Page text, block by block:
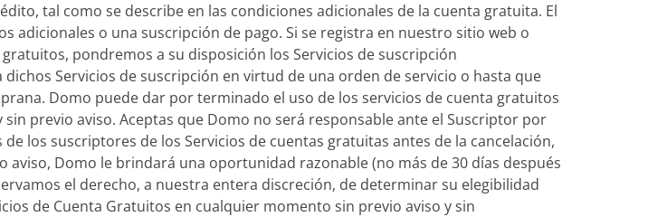
tal como se describe en las condiciones adicionales de la cuenta gratuita. El
o una suscripción de pago. Si se registra en nuestro sitio web o
pondremos a su disposición los Servicios de suscripción
Servicios de suscripción en virtud de una orden de servicio o hasta que
Domo puede dar por terminado el uso de los servicios de cuenta gratuitos
previo aviso. Aceptas que Domo no será responsable ante el Suscriptor por
los suscriptores de los Servicios de cuentas gratuitas antes de la cancelación,
Domo le brindará una oportunidad razonable (no más de 30 días después
el derecho, a nuestra entera discreción, de determinar su elegibilidad
de Cuenta Gratuitos en cualquier momento sin previo aviso y sin